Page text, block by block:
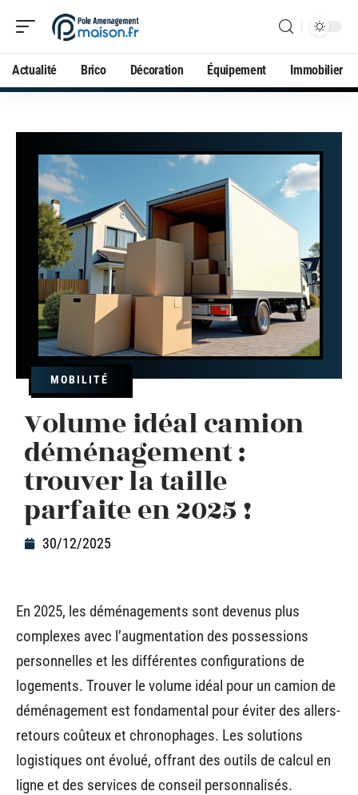
Actualité Brico Décoration Équipement Immobilier
MOBILITÉ
Volume idéal camion
déménagement :
trouver la taille
parfaite en 2025 !
30/12/2025
En 2025, les déménagements sont devenus plus
complexes avec l’augmentation des possessions
personnelles et les différentes configurations de
logements. Trouver le volume idéal pour un camion de
déménagement est fondamental pour éviter des allers-
retours coûteux et chronophages. Les solutions
logistiques ont évolué, offrant des outils de calcul en
ligne et des services de conseil personnalisés.